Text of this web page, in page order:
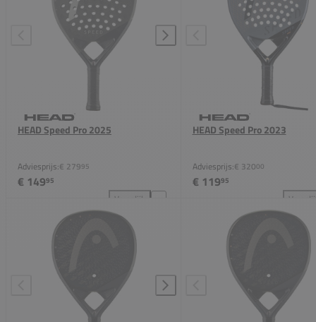
HEAD Speed Pro 2025
Adviesprijs:€ 27995
€ 14995
Vergelijk
HEAD Speed Pro 2025 toevoegen aan vergelijking
HEAD Speed Pro 2023
Adviesprijs:€ 32000
€ 11995